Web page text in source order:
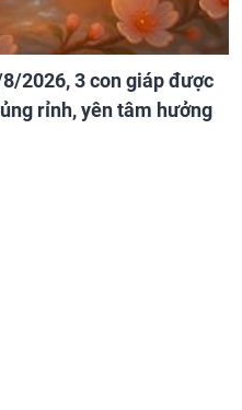
2026, 3 con giáp được
rỉnh, yên tâm hưởng